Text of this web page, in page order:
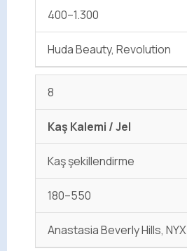
400–1.300
Huda Beauty, Revolution
8
Kaş Kalemi / Jel
Kaş şekillendirme
180–550
Anastasia Beverly Hills, NYX